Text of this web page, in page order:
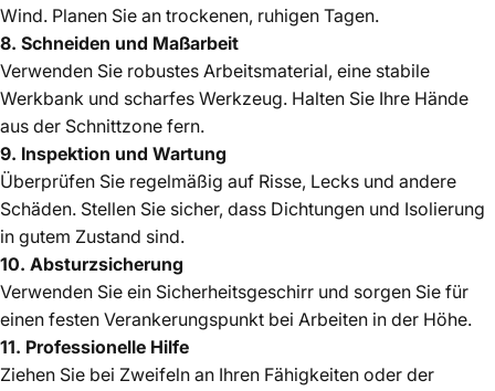
Wind. Planen Sie an trockenen, ruhigen Tagen.
8. Schneiden und Maßarbeit
Verwenden Sie robustes Arbeitsmaterial, eine stabile
Werkbank und scharfes Werkzeug. Halten Sie Ihre Hände
aus der Schnittzone fern.
9. Inspektion und Wartung
Überprüfen Sie regelmäßig auf Risse, Lecks und andere
Schäden. Stellen Sie sicher, dass Dichtungen und Isolierung
in gutem Zustand sind.
10. Absturzsicherung
Verwenden Sie ein Sicherheitsgeschirr und sorgen Sie für
einen festen Verankerungspunkt bei Arbeiten in der Höhe.
11. Professionelle Hilfe
Ziehen Sie bei Zweifeln an Ihren Fähigkeiten oder der